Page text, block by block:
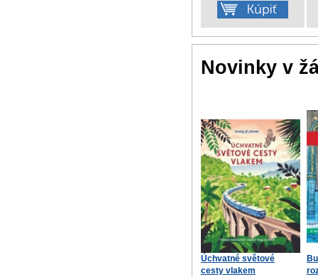
Novinky v
Úchvatné světové
cesty vlakem